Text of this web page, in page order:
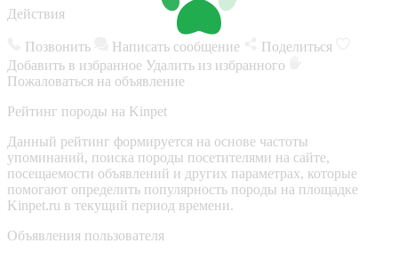
Действия
Позвонить Написать сообщение
Поделиться
Добавить в избранное Удалить из избранного
Пожаловаться на объявление
Рейтинг породы на Kinpet
Данный рейтинг формируется на основе частоты
упоминаний, поиска породы посетителями на сайте,
посещаемости объявлений и других параметрах, которые
помогают определить популярность породы на площадке
Kinpet.ru в текущий период времени.
Объявления пользователя